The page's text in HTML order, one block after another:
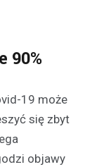
90%
19 może
się zbyt
objawy